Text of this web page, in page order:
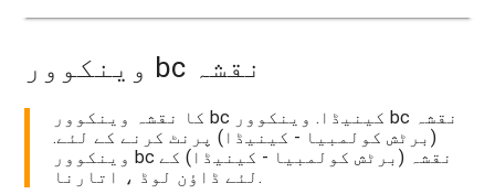
وینکوور bc نقشہ
کا نقشہ وینکوور bc کینیڈا. وینکوور bc نقشہ
(برٹش کولمبیا - کینیڈا) پرنٹ کرنے کے لئے.
وینکوور bc نقشہ (برٹش کولمبیا - کینیڈا) کے
لئے ڈاؤن لوڈ ، اتارنا.